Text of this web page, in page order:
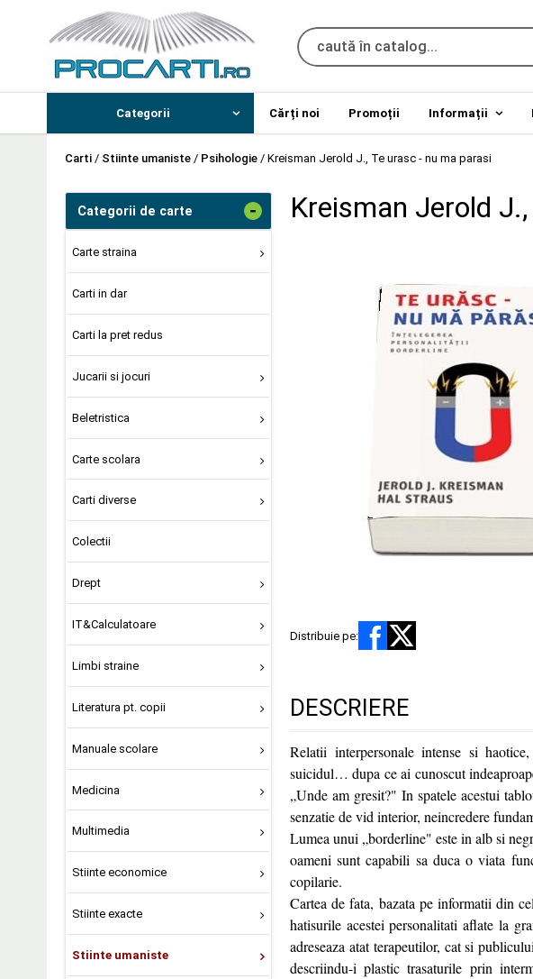
Categorii Cărți noi Promoții Informații
Carti / Stiinte umaniste / Psihologie / Kreisman Jerold J., Te urasc - nu ma parasi
Categorii de carte -
Carte straina
Carti in dar
Carti la pret redus
Jucarii si jocuri
Beletristica
Carte scolara
Carti diverse
Colectii
Drept
IT&Calculatoare
Limbi straine
Literatura pt. copii
Manuale scolare
Medicina
Multimedia
Stiinte economice
Stiinte exacte
Stiinte umaniste
Kreisman Jerold
Distribuie pe:
DESCRIERE
Relatii interpersonale intense si
suicidul… dupa ce ai cunoscut
„Unde am gresit?" In spatele acestui
senzatie de vid interior, neincredere
Lumea unui „borderline" este in alb si
oameni sunt capabili sa duca o viata
copilarie.
Cartea de fata, bazata pe informatii din
hatisurile acestei personalitati aflate la
adreseaza atat terapeutilor, cat si
descriindu-i plastic trasaturile prin